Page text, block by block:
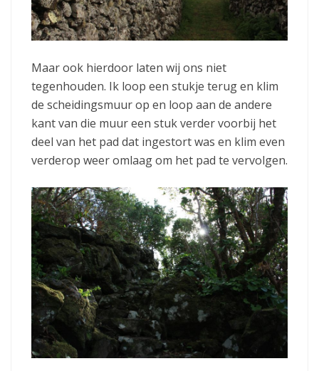
Maar ook hierdoor laten wij ons niet
tegenhouden. Ik loop een stukje terug en klim
de scheidingsmuur op en loop aan de andere
kant van die muur een stuk verder voorbij het
deel van het pad dat ingestort was en klim even
verderop weer omlaag om het pad te vervolgen.